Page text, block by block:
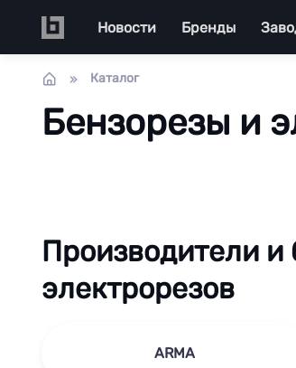
Main navigation
Новости Бренды
Каталог
Бензорезы и
Производители и
электрорезов
ARMA